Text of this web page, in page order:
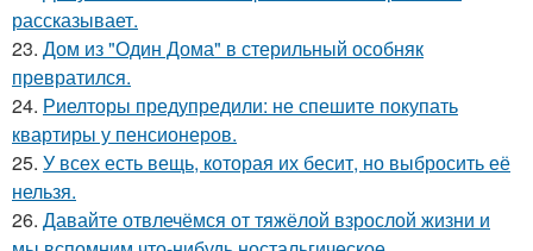
рассказывает.
23. Дом из "Один Дома" в стерильный особняк
превратился.
24. Риелторы предупредили: не спешите покупать
квартиры у пенсионеров.
25. У всех есть вещь, которая их бесит, но выбросить её
нельзя.
26. Давайте отвлечёмся от тяжёлой взрослой жизни и